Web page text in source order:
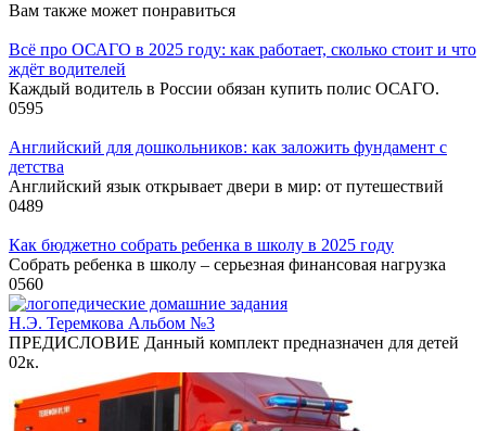
Вам также может понравиться
Всё про ОСАГО в 2025 году: как работает, сколько стоит и что
ждёт водителей
Каждый водитель в России обязан купить полис ОСАГО.
0595
Английский для дошкольников: как заложить фундамент с
детства
Английский язык открывает двери в мир: от путешествий
0489
Как бюджетно собрать ребенка в школу в 2025 году
Собрать ребенка в школу – серьезная финансовая нагрузка
0560
Н.Э. Теремкова Альбом №3
ПРЕДИСЛОВИЕ Данный комплект предназначен для детей
02к.